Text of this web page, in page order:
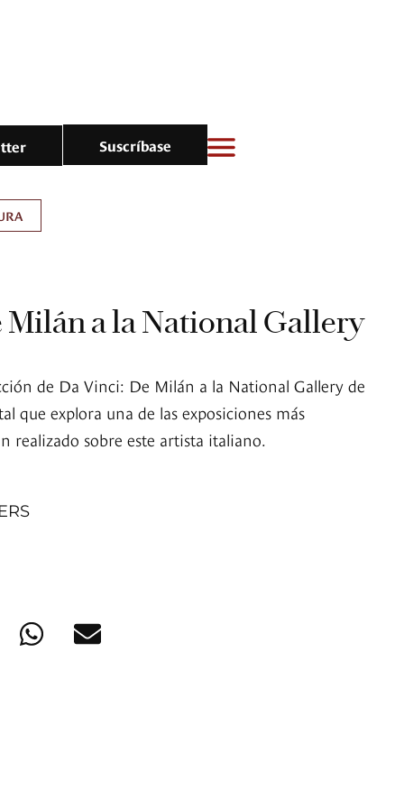
Suscríbase
Milán a la National Gallery
de Da Vinci: De Milán a la National Gallery de
que explora una de las exposiciones más
realizado sobre este artista italiano.